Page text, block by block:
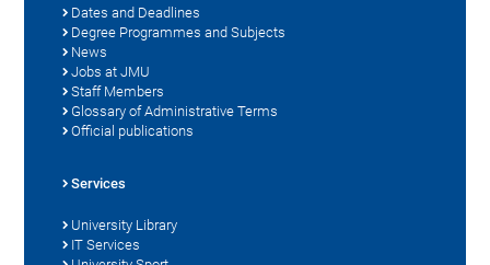
Dates and Deadlines
Degree Programmes and Subjects
News
Jobs at JMU
Staff Members
Glossary of Administrative Terms
Official publications
Services
University Library
IT Services